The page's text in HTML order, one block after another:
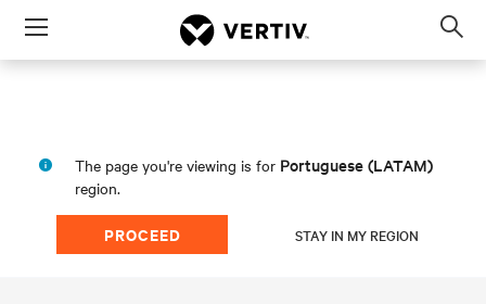
Menu
The page you're viewing is for Portuguese (LATAM)
region.
PROCEED STAY IN MY REGION